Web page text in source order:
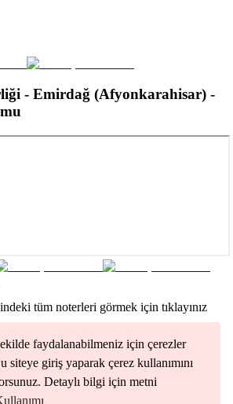
faydalanabilmeniz için çerezler
siteye giriş yaparak çerez kullanımını
Detaylı bilgi için metni
- Emirdağ (Afyonkarahisar) -
tüm noterleri görmek için tıklayınız
Noterleri